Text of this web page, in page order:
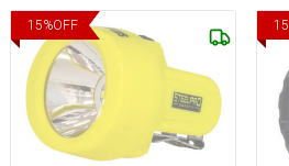
15%OFF 15